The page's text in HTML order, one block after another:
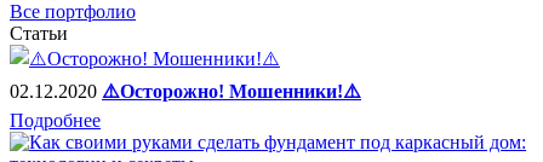
Все портфолио
Статьи
02.12.2020 ⚠️Осторожно! Мошенники!⚠️
Подробнее